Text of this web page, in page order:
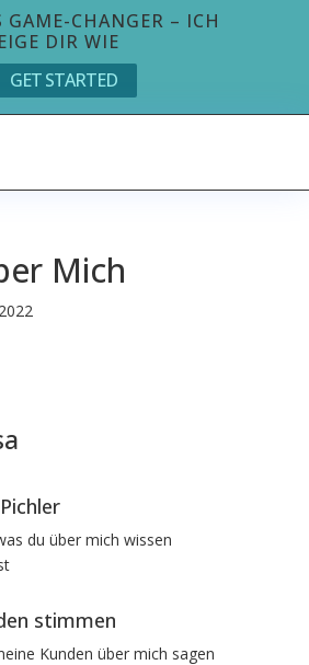
GAME-CHANGER – ICH
DIR WIE
GET STARTED
Mich
du über mich wissen
stimmen
Kunden über mich sagen